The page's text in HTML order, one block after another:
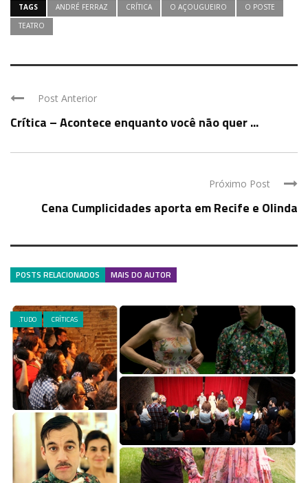
TAGS ANDRÉ FERRAZ CRÍTICA O AÇOUGUEIRO
O POSTE
TEATRO
Post Anterior
Crítica – Acontece enquanto você não quer ...
Próximo Post
Cena Cumplicidades aporta em Recife e Olinda
POSTS RELACIONADOS MAIS DO AUTOR
.TUDO CRÍTICAS